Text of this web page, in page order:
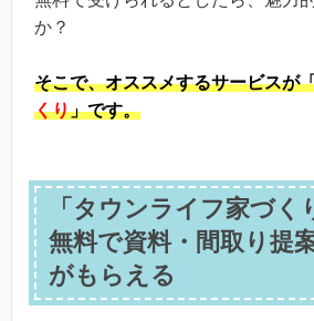
か？
そこで、オススメするサービスが
くり」です。
「タウンライフ家づく
無料で資料・間取り提
がもらえる